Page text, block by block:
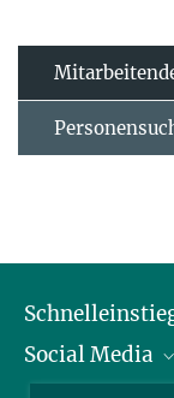
Journalist*innen
Social Media